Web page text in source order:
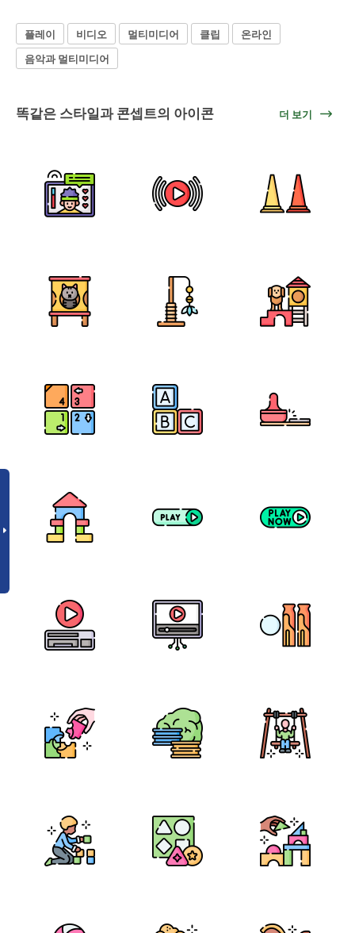
플레이 비디오 멀티미디어 클립
온라인
음악과 멀티미디어
똑같은 스타일과 콘셉트의 아이콘 더 보기